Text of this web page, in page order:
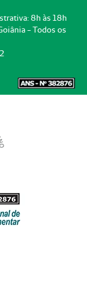
8h às 18h
- Todos os